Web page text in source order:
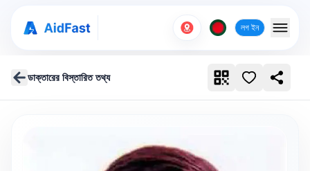
লগ ইন
ডাক্তারের বিস্তারিত তথ্য